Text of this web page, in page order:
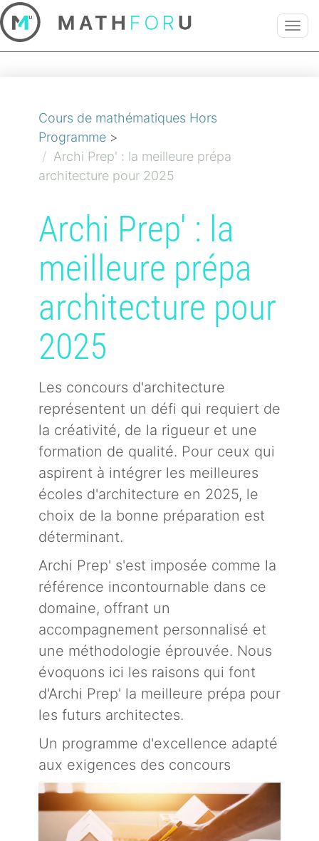
Cours de mathématiques Hors
Programme >
Archi Prep' : la meilleure prépa
architecture pour 2025
Archi Prep' : la
meilleure prépa
architecture pour
2025
Les concours d'architecture
représentent un défi qui requiert de
la créativité, de la rigueur et une
formation de qualité. Pour ceux qui
aspirent à intégrer les meilleures
écoles d'architecture en 2025, le
choix de la bonne préparation est
déterminant.
Archi Prep' s'est imposée comme la
référence incontournable dans ce
domaine, offrant un
accompagnement personnalisé et
une méthodologie éprouvée. Nous
évoquons ici les raisons qui font
d'Archi Prep' la meilleure prépa pour
les futurs architectes.
Un programme d'excellence adapté
aux exigences des concours